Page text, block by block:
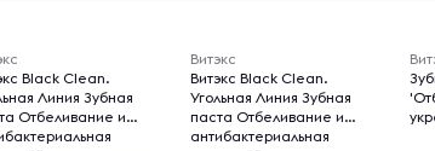
Black Clean.
Линия Зубная
Отбеливание и
Витэкс
Витэкс Black Clean.
Угольная Линия Зубная
паста Отбеливание и
антибактериальная